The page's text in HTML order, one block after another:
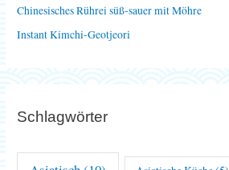
:Chinesisches Rührei süß-sauer mit Möhre
Instant Kimchi-Geotjeori
Schlagwörter